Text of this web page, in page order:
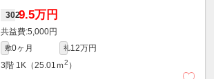
3029.5万円
5,000円
敷0ヶ月 礼12万円
3階 1K（25.01ｍ2 ）